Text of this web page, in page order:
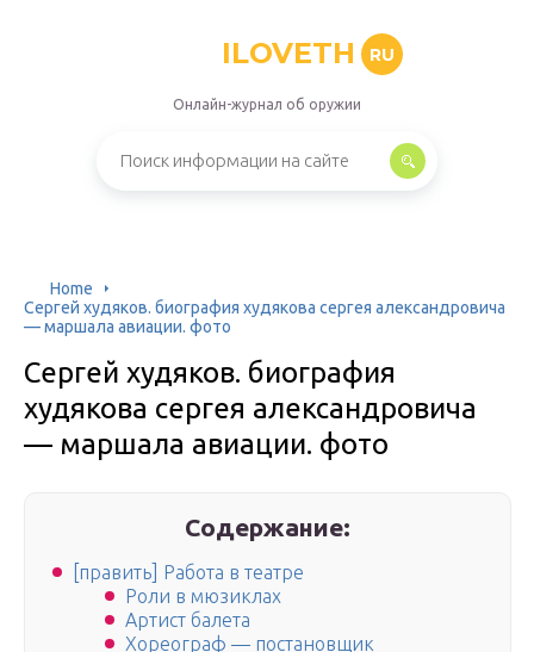
ILOVETH RU
Онлайн-журнал об оружии
Home
Сергей худяков. биография худякова сергея александровича
— маршала авиации. фото
Сергей худяков. биография
худякова сергея александровича
— маршала авиации. фото
Содержание:
[править] Работа в театре
Роли в мюзиклах
Артист балета
Хореограф — постановщик